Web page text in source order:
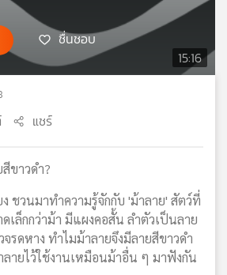
15:16
ชื่นชอบ
แชร์
ขาวดำ?
ชวนมาทำความรู้จักกับ 'ม้าลาย' สัตว์ที่
เล็กกว่าม้า มีแผงคอสั้น ลำตัวเป็นลาย
รดหาง ทำไมม้าลายจึงมีลายสีขาวดำ
ายไว้ใช้งานเหมือนม้าอื่น ๆ มาฟังกัน